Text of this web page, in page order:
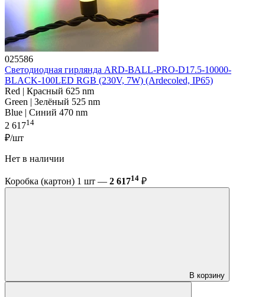
025586
Светодиодная гирлянда ARD-BALL-PRO-D17.5-10000-
BLACK-100LED RGB (230V, 7W) (Ardecoled, IP65)
Red | Красный 625 nm
Green | Зелёный 525 nm
Blue | Синий 470 nm
2 61714
₽/шт
Нет в наличии
Коробка (картон) 1 шт — 2 61714 ₽
В корзину